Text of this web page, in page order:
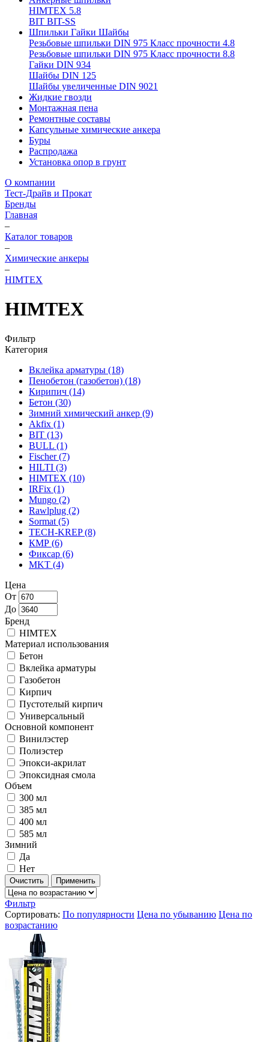
HIMTEX 5.8
BIT BIT-SS
Шпильки Гайки Шайбы
Резьбовые шпильки DIN 975 Класс прочности 4.8
Резьбовые шпильки DIN 975 Класс прочности 8.8
Гайки DIN 934
Шайбы DIN 125
Шайбы увеличенные DIN 9021
Жидкие гвозди
Монтажная пена
Ремонтные составы
Капсульные химические анкера
Буры
Распродажа
Установка опор в грунт
О компании
Тест-Драйв и Прокат
Бренды
Главная
–
Каталог товаров
–
Химические анкеры
–
HIMTEX
HIMTEX
Фильтр
Категория
Вклейка арматуры (18)
Пенобетон (газобетон) (18)
Кирипич (14)
Бетон (30)
Зимний химический анкер (9)
Akfix (1)
BIT (13)
BULL (1)
Fischer(7)
HILTI (3)
HIMTEX (10)
IRFix (1)
Mungo (2)
Rawlplug (2)
Sormat (5)
TECH-KREP(8)
КМР (6)
Фиксар (6)
MKT (4)
Цена
От
До
Бренд
HIMTEX
Материал использования
Бетон
Вклейка арматуры
Газобетон
Кирпич
Пустотелый кирпич
Универсальный
Основной компонент
Винилэстер
Полиэстер
Эпокси-акрилат
Эпоксидная смола
Объем
300 мл
385 мл
400 мл
585 мл
Зимний
Да
Нет
Очистить Применить
Фильтр
Сортировать: По популярности Цена по убыванию Цена по
возрастанию